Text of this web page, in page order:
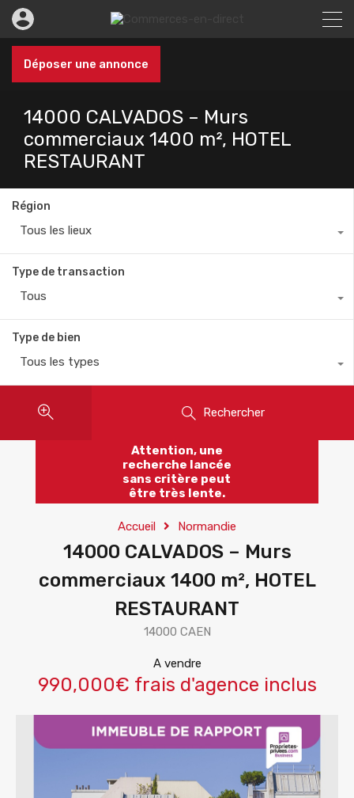
Déposer une annonce
14000 CALVADOS – Murs
commerciaux 1400 m², HOTEL
RESTAURANT
Région
Tous les lieux
Type de transaction
Tous
Type de bien
Tous les types
Rechercher
Attention, une
recherche lancée
sans critère peut
être très lente.
Accueil Normandie
14000 CALVADOS – Murs
commerciaux 1400 m², HOTEL
RESTAURANT
14000 CAEN
A vendre
990,000€ frais d'agence inclus